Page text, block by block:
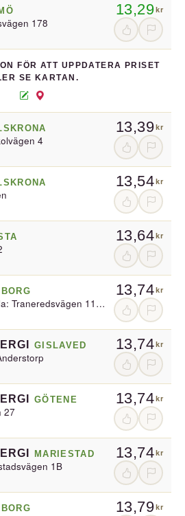
178
13,29kr
FÖR ATT UPPDATERA PRISET
SE KARTAN.
4
13,39kr
13,54kr
13,64kr
Västra Frölunda: Traneredsvägen 119 / Påvelund
13,74kr
GISLAVED 13,74kr
GÖTENE
27
13,74kr
MARIESTAD
1B
13,74kr
13,79kr